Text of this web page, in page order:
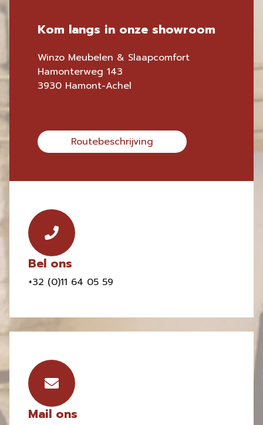
Kom langs in onze showroom
Winzo Meubelen & Slaapcomfort
Hamonterweg 143
3930 Hamont-Achel
Routebeschrijving
Bel ons
+32 (0)11 64 05 59
Mail ons